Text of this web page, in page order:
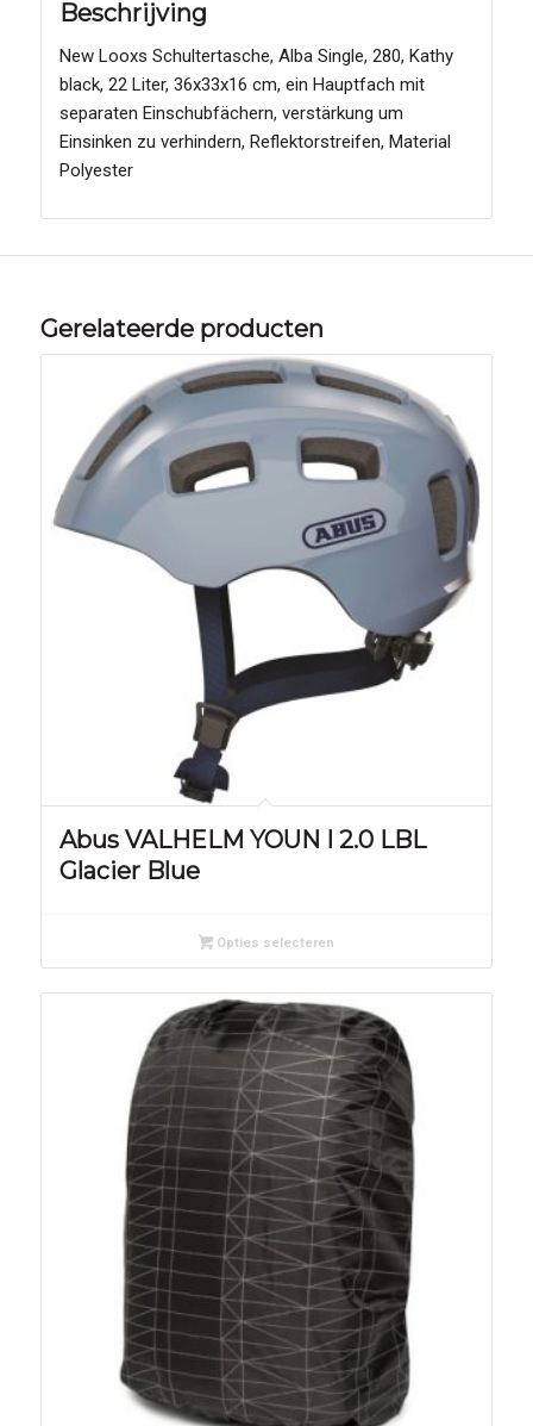
Beschrijving
New Looxs Schultertasche, Alba Single, 280, Kathy
black, 22 Liter, 36x33x16 cm, ein Hauptfach mit
separaten Einschubfächern, verstärkung um
Einsinken zu verhindern, Reflektorstreifen, Material
Polyester
Gerelateerde producten
Abus VALHELM YOUN I 2.0 LBL
Glacier Blue
Opties selecteren